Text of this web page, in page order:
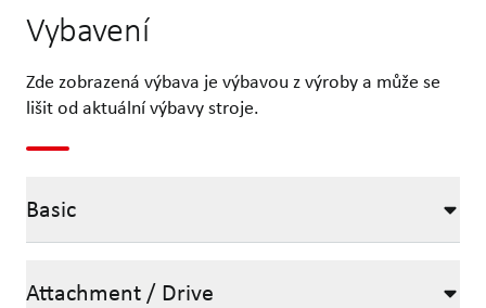
Vybavení
Zde zobrazená výbava je výbavou z výroby a může se
lišit od aktuální výbavy stroje.
Basic
Attachment / Drive